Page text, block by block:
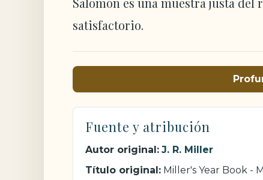
satisfactorio.
Fuente y atribución
Autor original: J. R. Miller
Título original: Miller's Year Book -